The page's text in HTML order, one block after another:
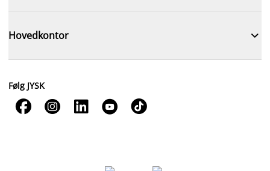
Hovedkontor 
Følg JYSK
    